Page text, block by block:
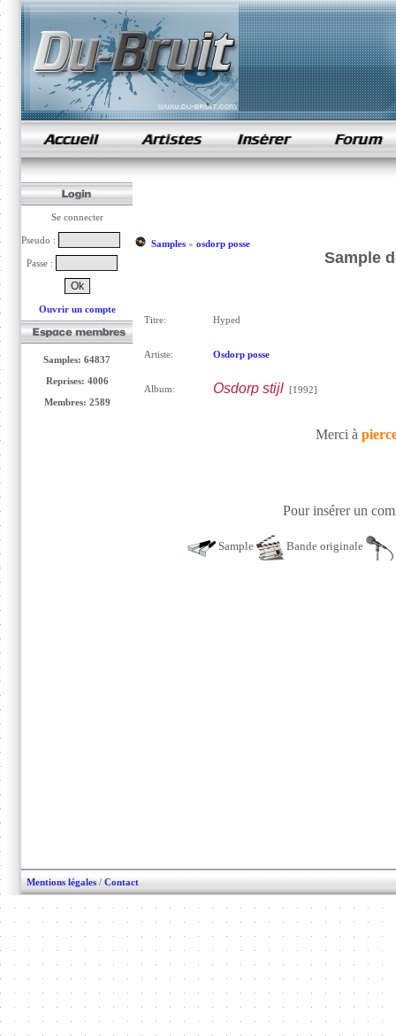
samples de rap
Se connecter
Pseudo :
Passe :
Ouvrir un compte
Samples: 64837
Reprises: 4006
Membres: 2589
Samples» osdorp posse
Sample
Titre: Hyped
Artiste: Osdorp posse
Album: Osdorp stijl[1992]
Merci à
Pour insérer un
Sample Bande originale
Mentions légales / Contact